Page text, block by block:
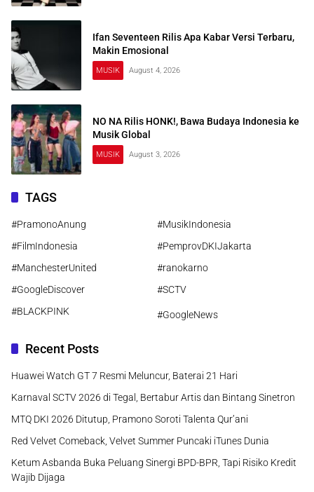
Ifan Seventeen Rilis Apa Kabar Versi Terbaru,
Makin Emosional
MUSIK August 4, 2026
NO NA Rilis HONK!, Bawa Budaya Indonesia ke
Musik Global
MUSIK August 3, 2026
TAGS
#PramonoAnung
#MusikIndonesia
#FilmIndonesia
#PemprovDKIJakarta
#ManchesterUnited
#ranokarno
#GoogleDiscover
#SCTV
#BLACKPINK
#GoogleNews
Recent Posts
Huawei Watch GT 7 Resmi Meluncur, Baterai 21 Hari
Karnaval SCTV 2026 di Tegal, Bertabur Artis dan Bintang Sinetron
MTQ DKI 2026 Ditutup, Pramono Soroti Talenta Qur’ani
Red Velvet Comeback, Velvet Summer Puncaki iTunes Dunia
Ketum Asbanda Buka Peluang Sinergi BPD-BPR, Tapi Risiko Kredit
Wajib Dijaga